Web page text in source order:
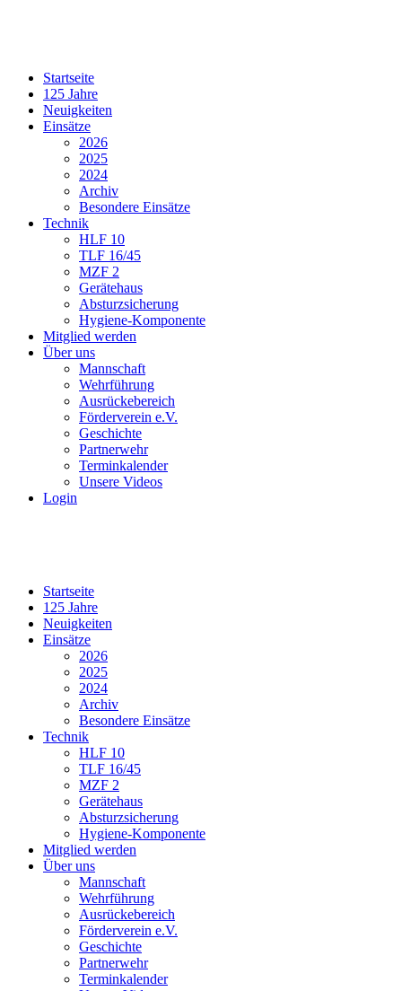
Startseite
125 Jahre
Neuigkeiten
Einsätze
2026
2025
2024
Archiv
Besondere Einsätze
Technik
HLF 10
TLF 16/45
MZF 2
Gerätehaus
Absturzsicherung
Hygiene-Komponente
Mitglied werden
Über uns
Mannschaft
Wehrführung
Ausrückebereich
Förderverein e.V.
Geschichte
Partnerwehr
Terminkalender
Unsere Videos
Login
Startseite
125 Jahre
Neuigkeiten
Einsätze
2026
2025
2024
Archiv
Besondere Einsätze
Technik
HLF 10
TLF 16/45
MZF 2
Gerätehaus
Absturzsicherung
Hygiene-Komponente
Mitglied werden
Über uns
Mannschaft
Wehrführung
Ausrückebereich
Förderverein e.V.
Geschichte
Partnerwehr
Terminkalender